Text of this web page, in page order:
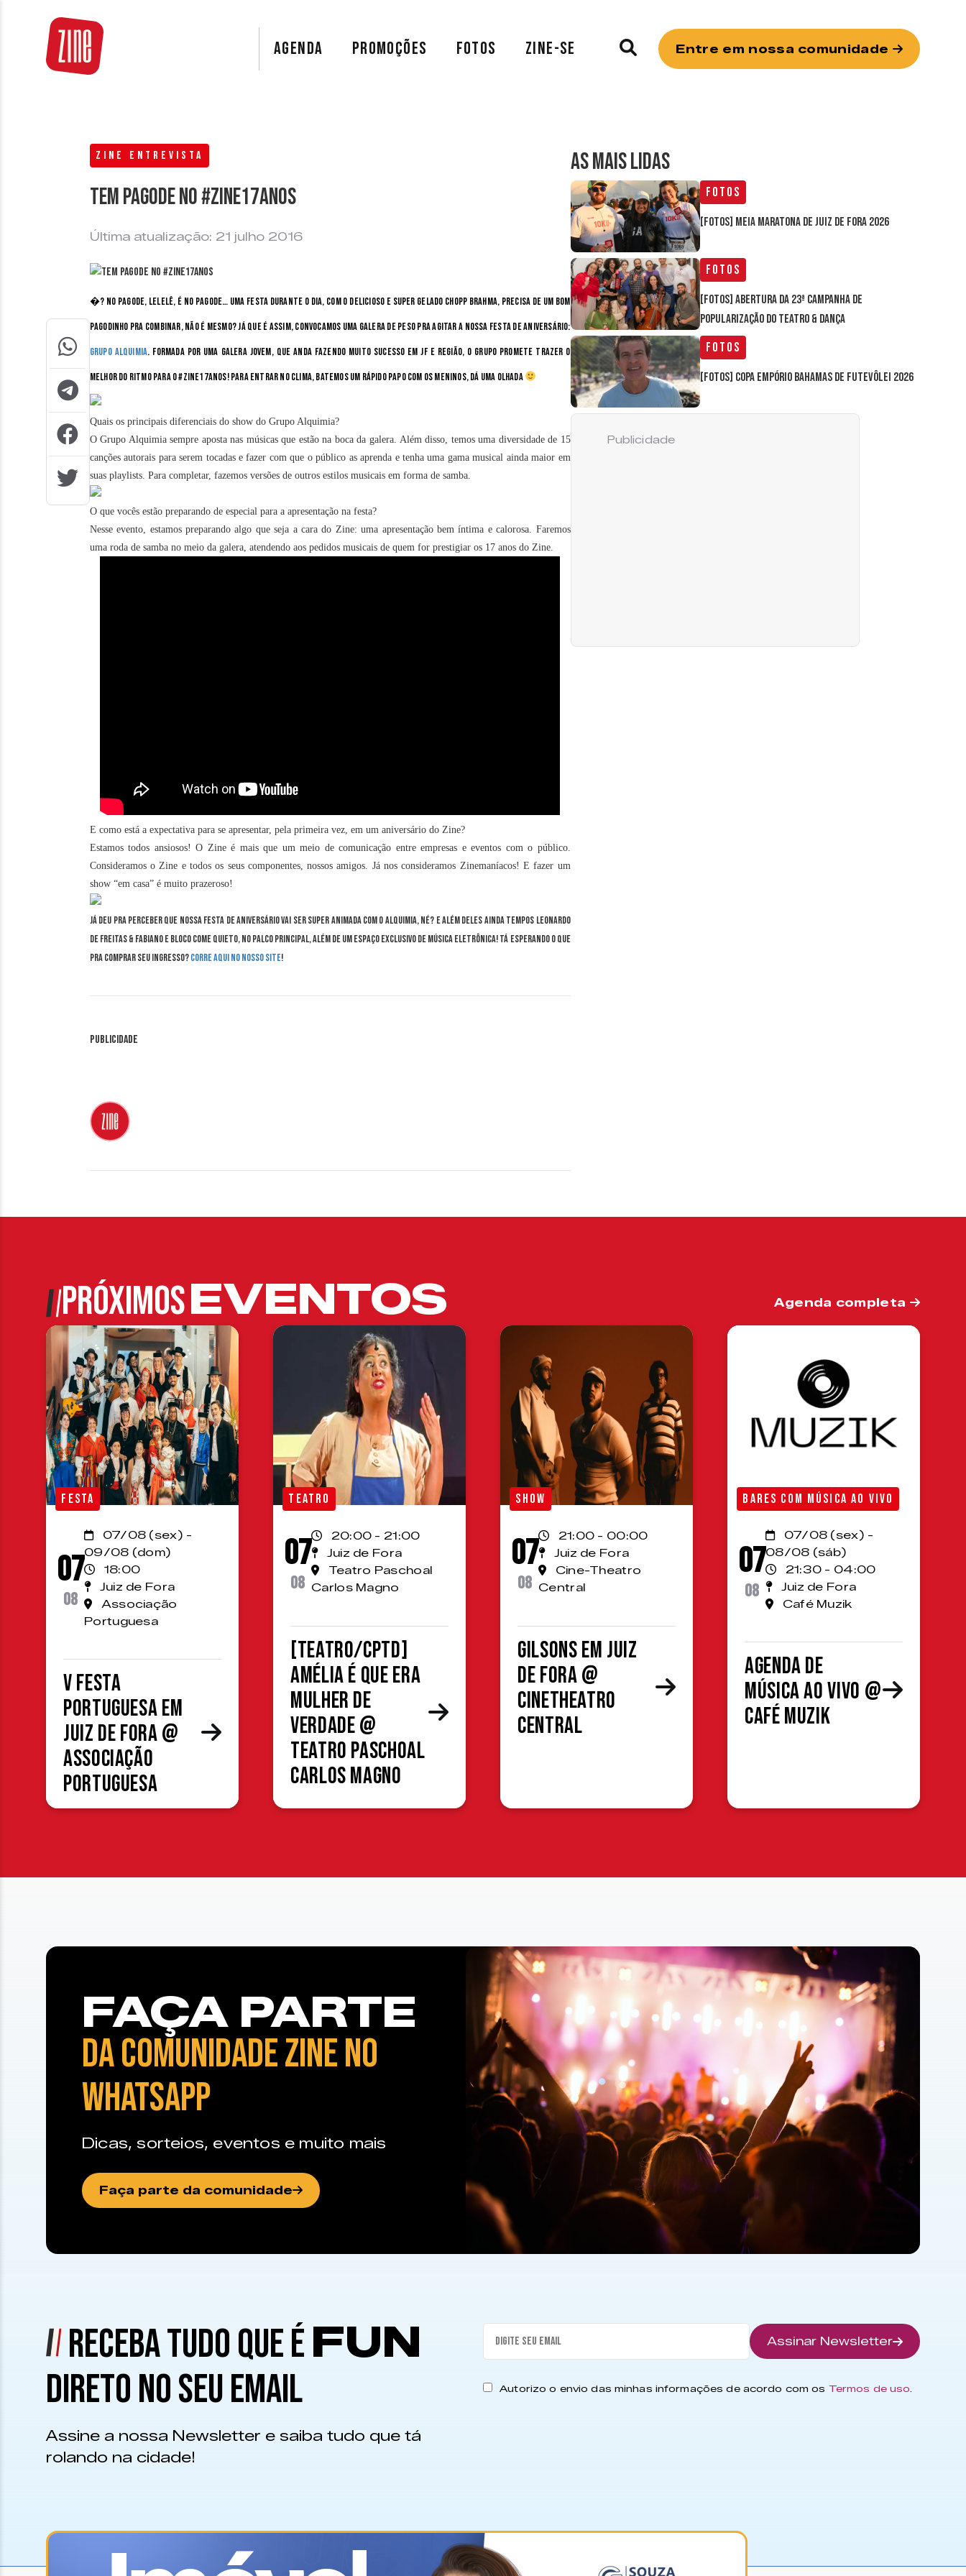
AGENDA PROMOÇÕES FOTOS ZINE-SE Entre em nossa comunidade
ZINE ENTREVISTA
Tem Pagode no #Zine17Anos
Última atualização: 21 julho 2016
�? no pagode, lelelê, é no pagode… Uma festa durante o dia, com o delicioso e super gelado Chopp Brahma, precisa de um bom
pagodinho pra combinar, não é mesmo? Já que é assim, convocamos uma galera de peso pra agitar a nossa festa de aniversário:
Grupo Alquimia. Formada por uma galera jovem, que anda fazendo muito sucesso em JF e região, o grupo promete trazer o
melhor do ritmo para o#Zine17Anos! Para entrar no clima, batemos um rápido papo com os meninos, dá uma olhada
Quais os principais diferenciais do show do Grupo Alquimia?
O Grupo Alquimia sempre aposta nas músicas que estão na boca da galera. Além disso, temos uma diversidade de 15
canções autorais para serem tocadas e fazer com que o público as aprenda e tenha uma gama musical ainda maior em
suas playlists. Para completar, fazemos versões de outros estilos musicais em forma de samba.
O que vocês estão preparando de especial para a apresentação na festa?
Nesse evento, estamos preparando algo que seja a cara do Zine: uma apresentação bem íntima e calorosa. Faremos
uma roda de samba no meio da galera, atendendo aos pedidos musicais de quem for prestigiar os 17 anos do Zine.
E como está a expectativa para se apresentar, pela primeira vez, em um aniversário do Zine?
Estamos todos ansiosos! O Zine é mais que um meio de comunicação entre empresas e eventos com o público.
Consideramos o Zine e todos os seus componentes, nossos amigos. Já nos consideramos Zinemaníacos! E fazer um
show “em casa” é muito prazeroso!
Já deu pra perceber que nossa festa de aniversário vai ser super animada com o Alquimia, né? E além deles ainda tempos Leonardo
de Freitas & Fabiano e Bloco Come Quieto, no Palco Principal, além de um espaço exclusivo de música eletrônica! Tá esperando o que
pra comprar seu ingresso?Corre aqui no nosso site!
Publicidade
AS MAIS LIDAS
Fotos
[FOTOS] Meia Maratona de Juiz de Fora 2026
Fotos
[FOTOS] Abertura da 23ª Campanha de
Popularização do Teatro & Dança
Fotos
[FOTOS] Copa Empório Bahamas de Futevôlei 2026
Publicidade
PRÓXIMOSEVENTOS Agenda completa
FESTA
07
08
07/08 (sex) -
09/08 (dom)
18:00
Juiz de Fora
Associação
Portuguesa
V Festa
Portuguesa em
Juiz de Fora @
Associação
Portuguesa
TEATRO
07
08
20:00 - 21:00
Juiz de Fora
Teatro Paschoal
Carlos Magno
[TEATRO/CPTD]
Amélia é que era
mulher de
verdade @
Teatro Paschoal
Carlos Magno
SHOW
07
08
21:00 - 00:00
Juiz de Fora
Cine-Theatro
Central
Gilsons em Juiz
de Fora @
CineTheatro
Central
BARES COM MÚSICA AO VIVO
07
08
07/08 (sex) -
08/08 (sáb)
21:30 - 04:00
Juiz de Fora
Café Muzik
Agenda de
Música ao Vivo @
Café Muzik
FAÇA PARTE
DA COMUNIDADE ZINE NO
WHATSAPP
Dicas, sorteios, eventos e muito mais
Faça parte da comunidade
RECEBA TUDO QUE ÉFUN
DIRETO NO SEU EMAIL
Assine a nossa Newsletter e saiba tudo que tá
rolando na cidade!
Assinar Newsletter
Autorizo o envio das minhas informações de acordo com os Termos de uso